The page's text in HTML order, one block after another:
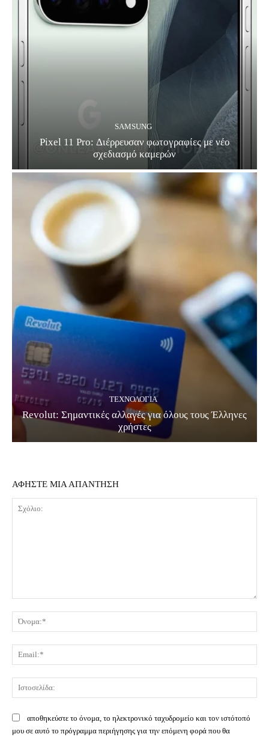
SAMSUNG
Pixel 11 Pro: Διέρρευσαν φωτογραφίες με νέο
σχεδιασμό καμερών
ΤΕΧΝΟΛΟΓΊΑ
Revolut: Σημαντικές αλλαγές για όλους τους Έλληνες
χρήστες
ΑΦΗΣΤΕ ΜΙΑ ΑΠΑΝΤΗΣΗ
αποθηκεύστε το όνομα, το ηλεκτρονικό ταχυδρομείο και τον ιστότοπό
μου σε αυτό το πρόγραμμα περιήγησης για την επόμενη φορά που θα